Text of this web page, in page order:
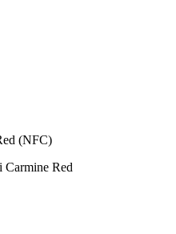
(NFC)
Carmine Red